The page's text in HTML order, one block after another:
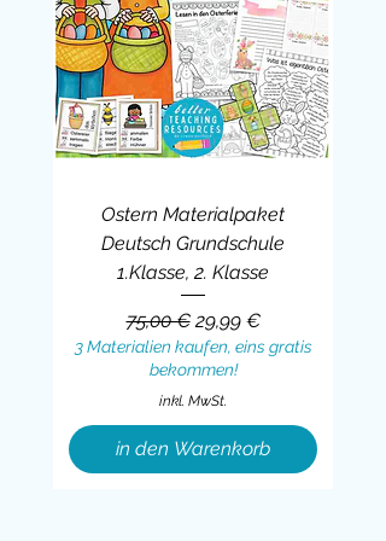
Ostern Materialpaket
Deutsch Grundschule
1.Klasse, 2. Klasse
Standardpreis
75,00 € Sale-Preis
29,99 €
3 Materialien kaufen, eins gratis
bekommen!
inkl. MwSt.
in den Warenkorb